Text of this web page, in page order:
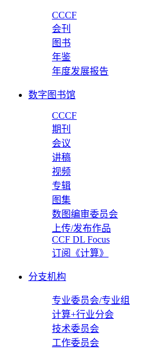
CCCF
会刊
图书
年鉴
年度发展报告
数字图书馆
CCCF
期刊
会议
讲稿
视频
专辑
图集
数图编审委员会
上传/发布作品
CCF DL Focus
订阅《计算》
分支机构
专业委员会/专业组
计算+行业分会
技术委员会
工作委员会